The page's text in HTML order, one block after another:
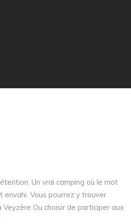
Un vrai camping où le mot
envahi. Vous pourrez y trouver
Veyzère Ou choisir de participer aux